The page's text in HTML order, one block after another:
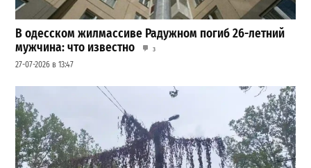
В одесском жилмассиве Радужном погиб 26-летний
мужчина: что известно
3
27-07-2026 в 13:47